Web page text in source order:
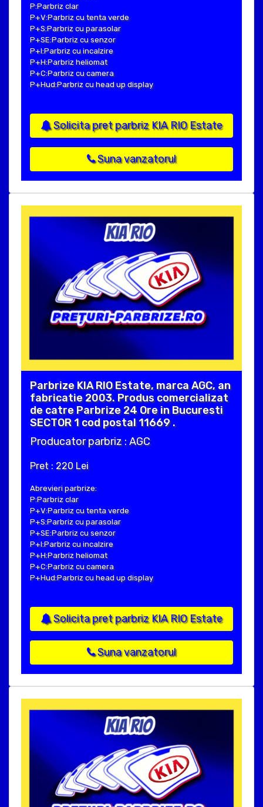
P:Parbriz clar
P+V:Parbriz cu tenta verde
P+S:Parbriz cu parasolar
P+SE:Parbriz cu senzor
P+I:Parbriz cu incalzire
P+H:Parbriz heliomat
P+C:Parbriz cu camera
P+Hud:Parbriz cu head up display
Solicita pret parbriz KIA RIO Estate
Suna vanzatorul
Parbrize KIA RIO Estate, marca AGC, an
fabricatie 2003. Produs comercializat
de catre Parbrize 24 Ore in Bucuresti
SECTOR 1 cod postal 11669 .
Producator parbriz : AGC
Pret : 220 Lei
Abrevieri parbrize:
P:Parbriz clar
P+V:Parbriz cu tenta verde
P+S:Parbriz cu parasolar
P+SE:Parbriz cu senzor
P+I:Parbriz cu incalzire
P+H:Parbriz heliomat
P+C:Parbriz cu camera
P+Hud:Parbriz cu head up display
Solicita pret parbriz KIA RIO Estate
Suna vanzatorul